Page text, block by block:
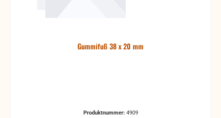
Gummifuß 38 x 20 mm
Produktnummer: 4909